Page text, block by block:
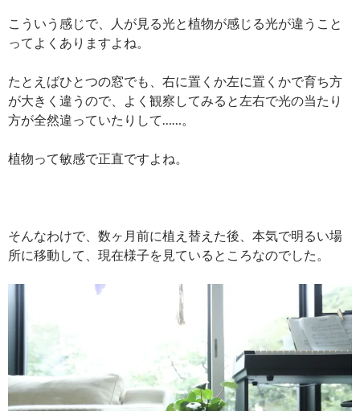
こういう感じで、人が見る光と植物が感じる光が違うこと
ってよくありますよね。
たとえばひとつの窓でも、右に置くか左に置くかで育ち方
が大きく違うので、よく観察してみると左右で光の当たり
方が全然違っていたりして……。
植物って敏感で正直ですよね。
そんなわけで、数ヶ月前に植え替えた後、本気で明るい場
所に移動して、現在様子を見ているところなのでした。